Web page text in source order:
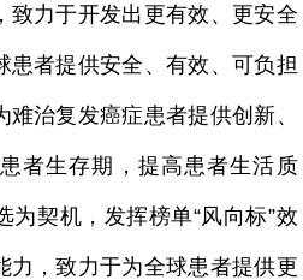
致力于开发出更有效、更安全
患者提供安全、有效、可负担
治复发癌症患者提供创新、
者生存期，提高患者生活质
为契机，发挥榜单“风向标”效
力，致力于为全球患者提供更